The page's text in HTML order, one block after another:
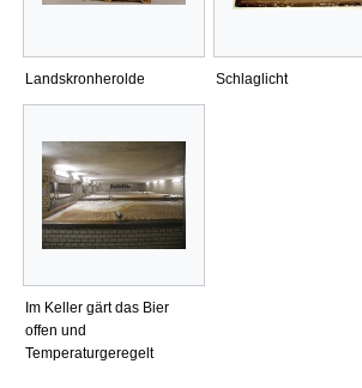
Landskronherolde Schlaglicht
Im Keller gärt das Bier
offen und
Temperaturgeregelt